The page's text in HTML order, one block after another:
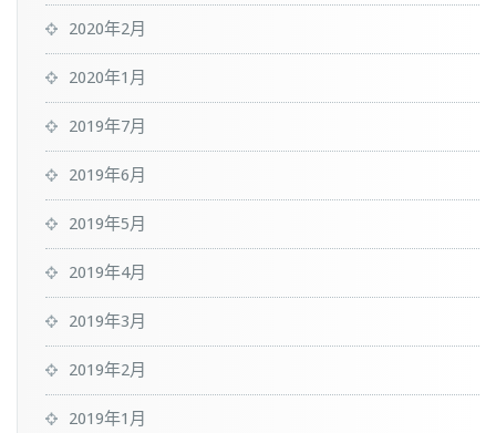
2020年2月
2020年1月
2019年7月
2019年6月
2019年5月
2019年4月
2019年3月
2019年2月
2019年1月